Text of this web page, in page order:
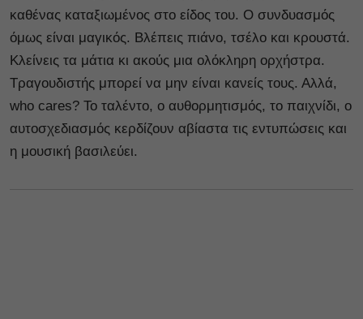
καθένας καταξιωμένος στο είδος του. Ο συνδυασμός
όμως είναι μαγικός. Βλέπεις πιάνο, τσέλο και κρουστά.
Κλείνεις τα μάτια κι ακούς μια ολόκληρη ορχήστρα.
Τραγουδιστής μπορεί να μην είναι κανείς τους. Αλλά,
who cares? Το ταλέντο, ο αυθορμητισμός, το παιχνίδι, ο
αυτοσχεδιασμός κερδίζουν αβίαστα τις εντυπώσεις και
η μουσική βασιλεύει.